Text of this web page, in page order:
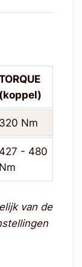
(koppel)
320 Nm
427 - 480
Nm
van de